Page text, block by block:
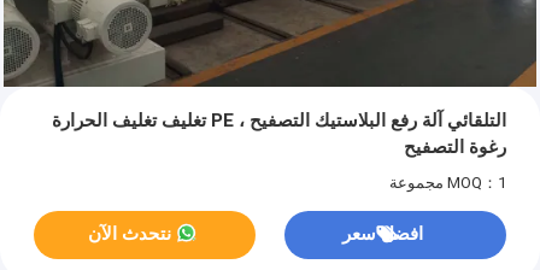
التلقائي آلة رفع البلاستيك التصفيح ، PE تغليف تغليف الحرارة
رغوة التصفيح
MOQ：1 مجموعة
افضل سعر نتحدث الآن